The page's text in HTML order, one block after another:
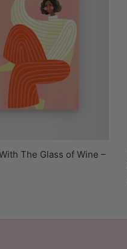
The Glass of Wine –